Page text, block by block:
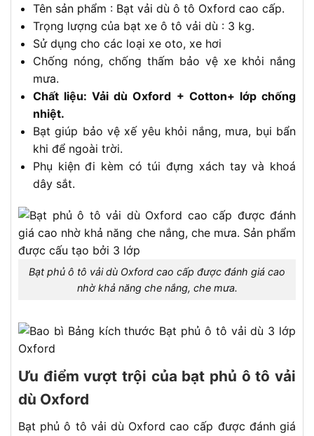
Tên sản phẩm : Bạt vải dù ô tô Oxford cao cấp.
Trọng lượng của bạt xe ô tô vải dù : 3 kg.
Sử dụng cho các loại xe oto, xe hơi
Chống nóng, chống thấm bảo vệ xe khỏi nắng
mưa.
Chất liệu: Vải dù Oxford + Cotton+ lớp chống
nhiệt.
Bạt giúp bảo vệ xế yêu khỏi nắng, mưa, bụi bẩn
khi để ngoài trời.
Phụ kiện đi kèm có túi đựng xách tay và khoá
dây sắt.
Bạt phủ ô tô vải dù Oxford cao cấp được đánh giá cao
nhờ khả năng che nắng, che mưa.
Ưu điểm vượt trội của bạt phủ ô tô vải
dù Oxford
Bạt phủ ô tô vải dù Oxford cao cấp được đánh giá